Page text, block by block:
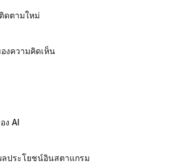
ดตามใหม่
งความคิดเห็น
ง AI
ลประโยชน์อินสตาแกรม